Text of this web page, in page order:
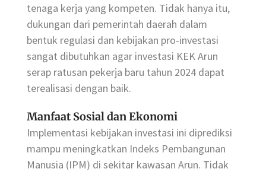
tenaga kerja yang kompeten. Tidak hanya itu,
dukungan dari pemerintah daerah dalam
bentuk regulasi dan kebijakan pro-investasi
sangat dibutuhkan agar investasi KEK Arun
serap ratusan pekerja baru tahun 2024 dapat
terealisasi dengan baik.
Manfaat Sosial dan Ekonomi
Implementasi kebijakan investasi ini diprediksi
mampu meningkatkan Indeks Pembangunan
Manusia (IPM) di sekitar kawasan Arun. Tidak